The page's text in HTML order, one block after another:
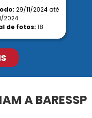
29/11/2024 até
2024
de fotos: 18
A BARESSP